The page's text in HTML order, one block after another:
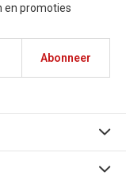
en promoties
Abonneer